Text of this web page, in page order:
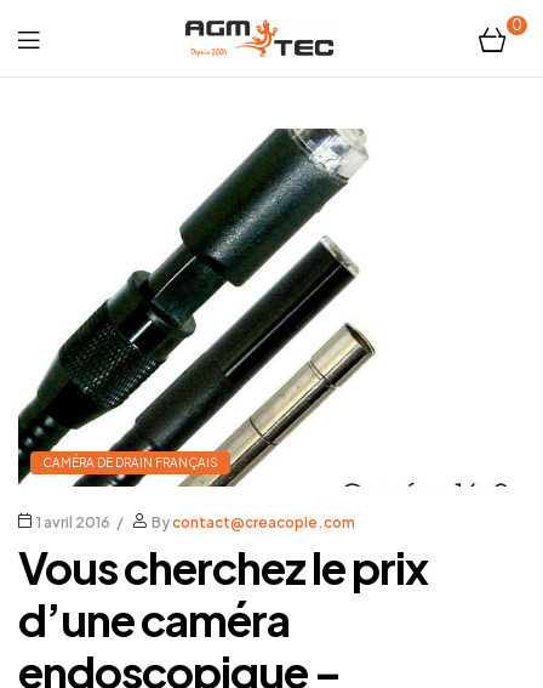
Tubicam®
–
Caméra
d'inspection
Ø50
mm
0
CAMÉRA DE DRAIN FRANÇAIS
1 avril 2016 Bycontact@creacopie.com
Vous cherchez le prix
d’une caméra
endoscopique –